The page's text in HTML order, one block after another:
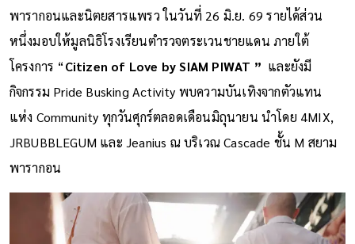
พารากอนและนิตยสารแพรว ในวันที่ 26 มิ.ย. 69 รายได้ส่วน
หนึ่งมอบให้มูลนิธิโรงเรียนตำรวจตระเวนชายแดน ภายใต้
โครงการ “Citizen of Love by SIAM PIWAT ” และยังมี
กิจกรรม Pride Busking Activity พบความบันเทิงจากตัวแทน
แห่ง Community ทุกวันศุกร์ตลอดเดือนมิถุนายน นำโดย 4MIX,
JRBUBBLEGUM และ Jeanius ณ บริเวณ Cascade ชั้น M สยาม
พารากอน